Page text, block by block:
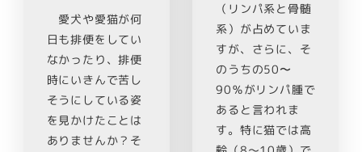
愛犬や愛猫が何
日も排便をしてい
なかったり、排便
時にいきんで苦し
そうにしている姿
を見かけたことは
ありませんか？そ
（リンパ系と骨髄
系）が占めていま
すが、さらに、そ
のうちの50〜
90％がリンパ腫で
あると言われま
す。特に猫では高